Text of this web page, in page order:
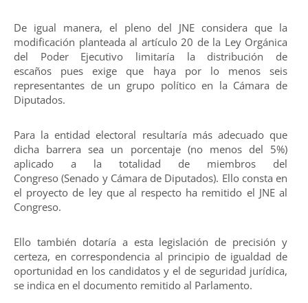
De igual manera, el pleno del JNE considera que la
modificación planteada al artículo 20 de la Ley Orgánica
del Poder Ejecutivo limitaría la distribución de
escaños pues exige que haya por lo menos seis
representantes de un grupo político en la Cámara de
Diputados.
Para la entidad electoral resultaría más adecuado que
dicha barrera sea un porcentaje (no menos del 5%)
aplicado a la totalidad de miembros del
Congreso (Senado y Cámara de Diputados). Ello consta en
el proyecto de ley que al respecto ha remitido el JNE al
Congreso.
Ello también dotaría a esta legislación de precisión y
certeza, en correspondencia al principio de igualdad de
oportunidad en los candidatos y el de seguridad jurídica,
se indica en el documento remitido al Parlamento.